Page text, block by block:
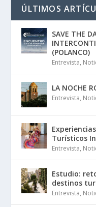
ÚLTIMOS
SAVE THE
(POLANCO)
Entrevista,
LA NOCHE
Entrevista,
Turísticos
Entrevista,
Estudio:
destinos
Entrevista,